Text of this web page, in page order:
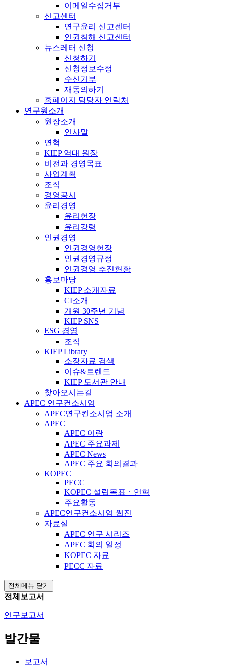
이메일수집거부
신고센터
연구윤리 신고센터
인권침해 신고센터
뉴스레터 신청
신청하기
신청정보수정
수신거부
재동의하기
홈페이지 담당자 연락처
연구원소개
원장소개
인사말
연혁
KIEP 역대 원장
비전과 경영목표
사업계획
조직
경영공시
윤리경영
윤리헌장
윤리강령
인권경영
인권경영헌장
인권경영규정
인권경영 추진현황
홍보마당
KIEP 소개자료
CI소개
개원 30주년 기념
KIEP SNS
ESG 경영
조직
KIEP Library
소장자료 검색
이슈&트렌드
KIEP 도서관 안내
찾아오시는길
APEC 연구컨소시엄
APEC연구컨소시엄 소개
APEC
APEC 이란
APEC 주요과제
APEC News
APEC 주요 회의결과
KOPEC
PECC
KOPEC 설립목표ㆍ연혁
주요활동
APEC연구컨소시엄 웹진
자료실
APEC 연구 시리즈
APEC 회의 일정
KOPEC 자료
PECC 자료
전체메뉴 닫기
전체보고서
연구보고서
발간물
보고서